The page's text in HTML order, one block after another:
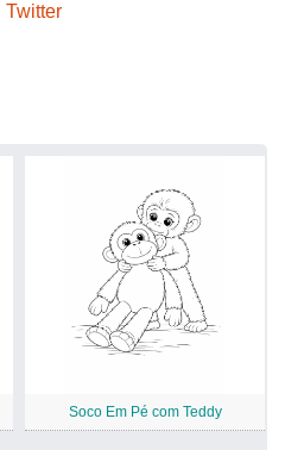
Twitter
Soco Em Pé com Teddy